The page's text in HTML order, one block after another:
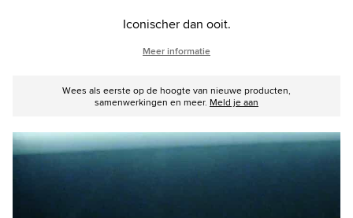
Iconischer dan ooit.
Meer informatie
Wees als eerste op de hoogte van nieuwe producten,
samenwerkingen en meer. Meld je aan